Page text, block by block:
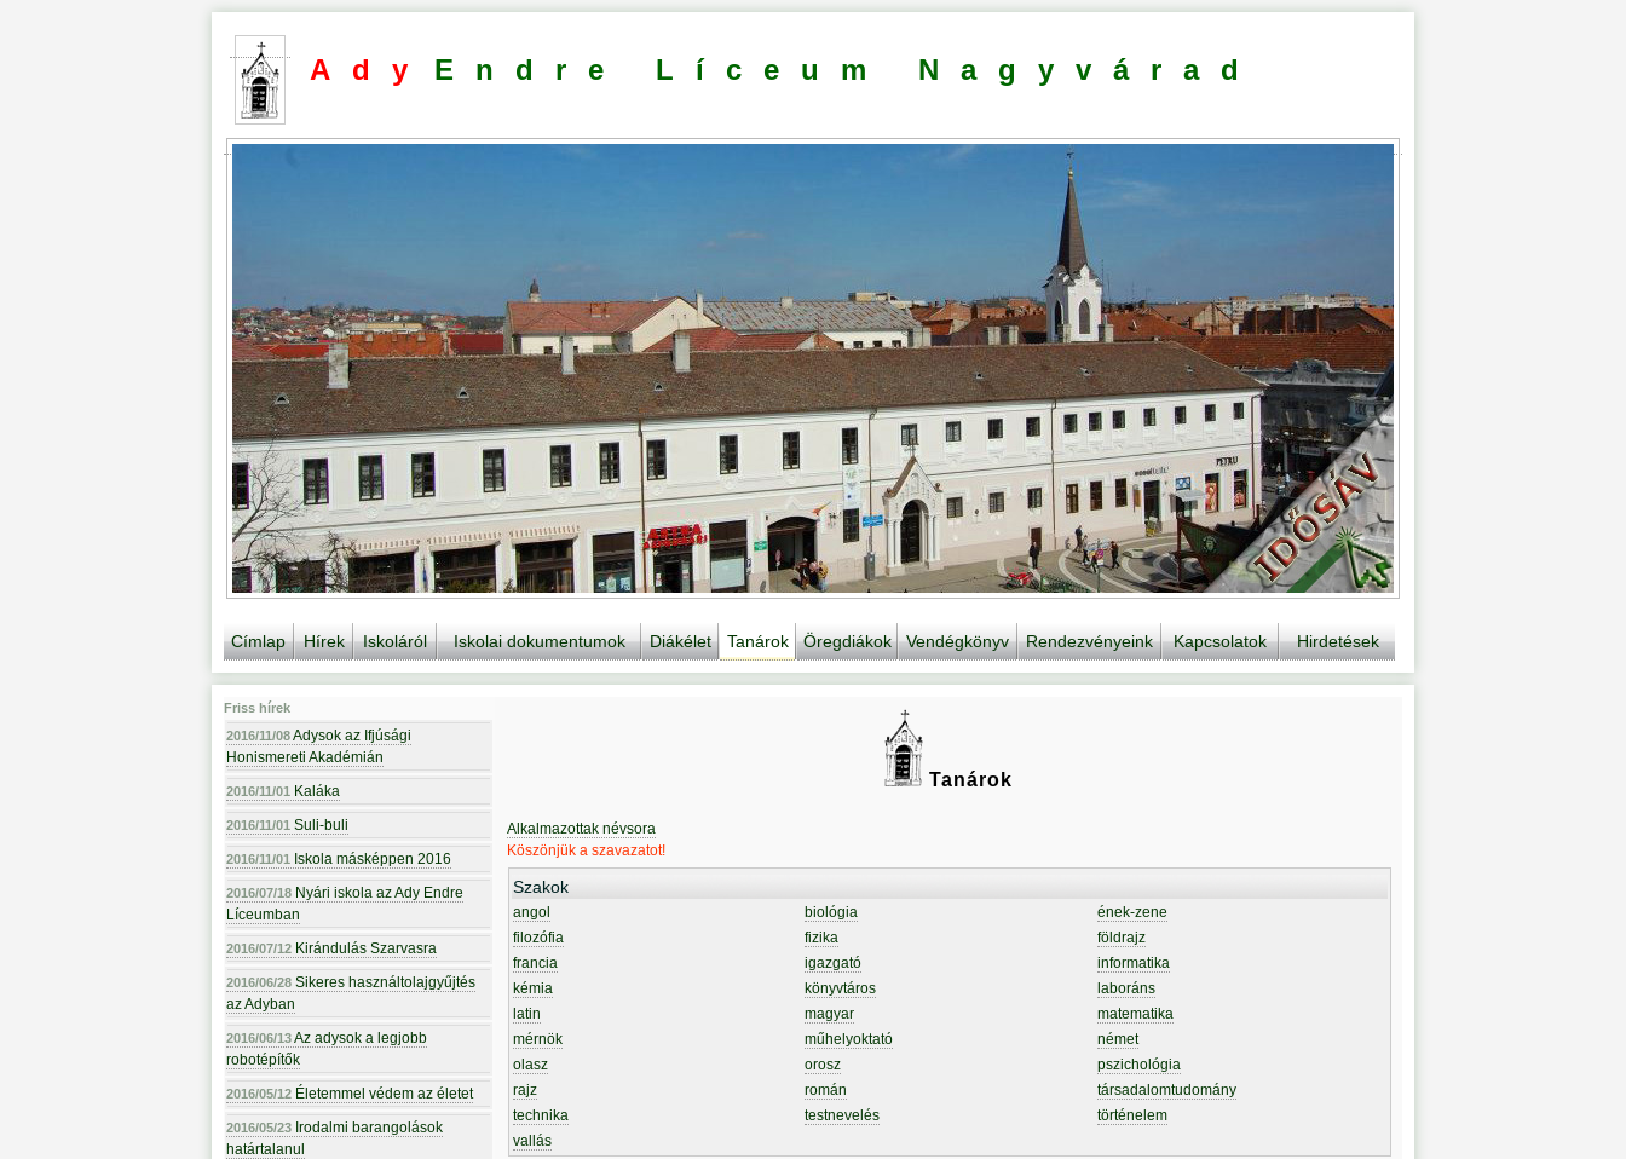
Ady Endre Líceum Nagyvárad
Címlap Hírek Iskoláról Iskolai dokumentumok Diákélet Tanárok Öregdiákok Vendégkönyv Rendezvényeink Kapcsolatok Hirdetések
Friss hírek
2016/11/08Adysok az Ifjúsági
Honismereti Akadémián
2016/11/01 Kaláka
2016/11/01 Suli-buli
2016/11/01 Iskola másképpen 2016
2016/07/18 Nyári iskola az Ady Endre
Líceumban
2016/07/12 Kirándulás Szarvasra
2016/06/28 Sikeres használtolajgyűjtés
az Adyban
2016/06/13Az adysok a legjobb
robotépítők
2016/05/12 Életemmel védem az életet
2016/05/23 Irodalmi barangolások
határtalanul
Tanárok
Alkalmazottak névsora
Köszönjük a szavazatot!
Szakok
angol biológia
ének-zene
filozófia
fizika
földrajz
francia
igazgató
informatika
kémia
könyvtáros
laboráns
latin
magyar
matematika
mérnök
műhelyoktató
német
olasz
orosz
pszichológia
rajz
román
társadalomtudomány
technika
testnevelés
történelem
vallás